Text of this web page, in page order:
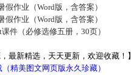
作业（Word版，含答案）
作业（Word版，含答案）
件（必修选修五册，30页）
最新精选，天天更新，欢迎收藏！】
精美图文网页版永久珍藏）